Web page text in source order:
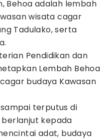
Behoa adalah lembah
wisata cagar
Tadulako, serta
Pendidikan dan
Lembah Behoa
budaya Kawasan
terputus di
kepada
adat, budaya